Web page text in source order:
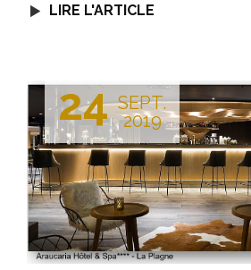
LIRE L'ARTICLE
24 SEPT.
2019